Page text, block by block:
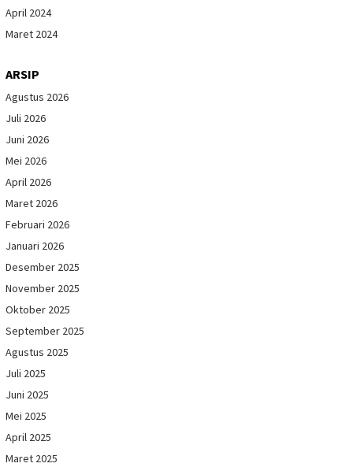
April 2024
Maret 2024
ARSIP
Agustus 2026
Juli 2026
Juni 2026
Mei 2026
April 2026
Maret 2026
Februari 2026
Januari 2026
Desember 2025
November 2025
Oktober 2025
September 2025
Agustus 2025
Juli 2025
Juni 2025
Mei 2025
April 2025
Maret 2025